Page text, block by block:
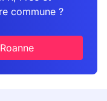
commune ?